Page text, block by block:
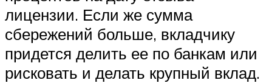
лицензии. Если же сумма
сбережений больше, вкладчику
придется делить ее по банкам или
рисковать и делать крупный вклад.